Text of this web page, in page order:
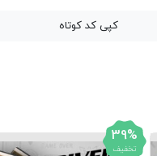
کپی کد کوتاه
39%
تخفیف